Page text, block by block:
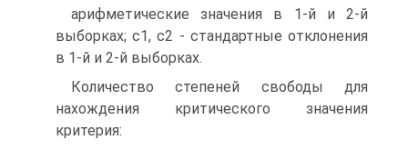
арифметические значения в 1-й и 2-й
выборках; с1, с2 - стандартные отклонения
в 1-й и 2-й выборках.
Количество степеней свободы для
нахождения критического значения
критерия: